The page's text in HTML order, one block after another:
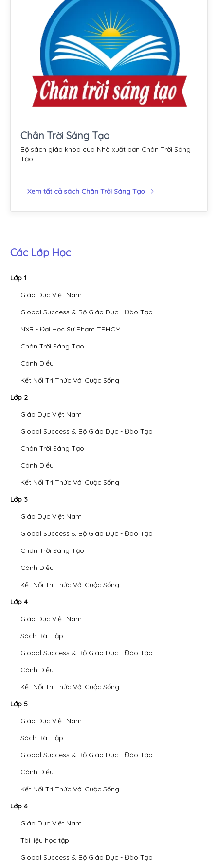
Chân Trời Sáng Tạo
Bộ sách giáo khoa của Nhà xuất bản Chân Trời Sáng
Tạo
Xem tất cả sách Chân Trời Sáng Tạo
Các Lớp Học
Lớp 1
Giáo Dục Việt Nam
Global Success & Bộ Giáo Dục - Đào Tạo
NXB - Đại Học Sư Phạm TPHCM
Chân Trời Sáng Tạo
Cánh Diều
Kết Nối Tri Thức Với Cuộc Sống
Lớp 2
Giáo Dục Việt Nam
Global Success & Bộ Giáo Dục - Đào Tạo
Chân Trời Sáng Tạo
Cánh Diều
Kết Nối Tri Thức Với Cuộc Sống
Lớp 3
Giáo Dục Việt Nam
Global Success & Bộ Giáo Dục - Đào Tạo
Chân Trời Sáng Tạo
Cánh Diều
Kết Nối Tri Thức Với Cuộc Sống
Lớp 4
Giáo Dục Việt Nam
Sách Bài Tập
Global Success & Bộ Giáo Dục - Đào Tạo
Cánh Diều
Kết Nối Tri Thức Với Cuộc Sống
Lớp 5
Giáo Dục Việt Nam
Sách Bài Tập
Global Success & Bộ Giáo Dục - Đào Tạo
Cánh Diều
Kết Nối Tri Thức Với Cuộc Sống
Lớp 6
Giáo Dục Việt Nam
Tài liệu học tập
Global Success & Bộ Giáo Dục - Đào Tạo